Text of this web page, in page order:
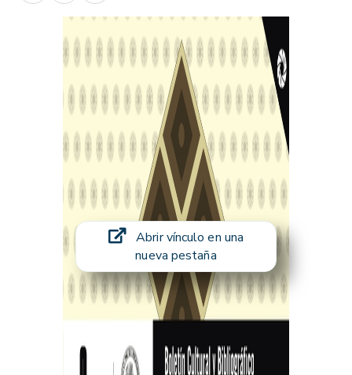
Abrir vínculo en una
nueva pestaña